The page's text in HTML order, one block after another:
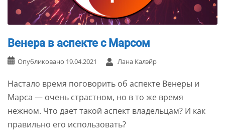
Венера в аспекте с Марсом
Опубликовано 19.04.2021 Лана Калэйр
Настало время поговорить об аспекте Венеры и
Марса — очень страстном, но в то же время
нежном. Что дает такой аспект владельцам? И как
правильно его использовать?